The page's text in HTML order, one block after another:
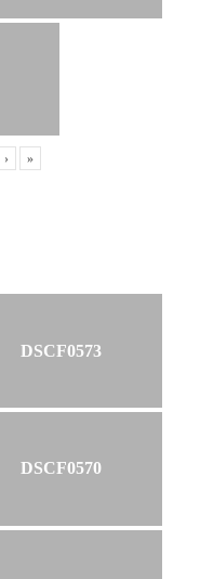
› »
DSCF0573
DSCF0570